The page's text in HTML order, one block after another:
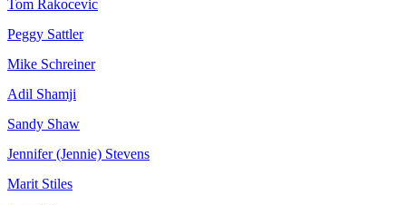
Tom Rakocevic
Peggy Sattler
Mike Schreiner
Adil Shamji
Sandy Shaw
Jennifer (Jennie) Stevens
Marit Stiles